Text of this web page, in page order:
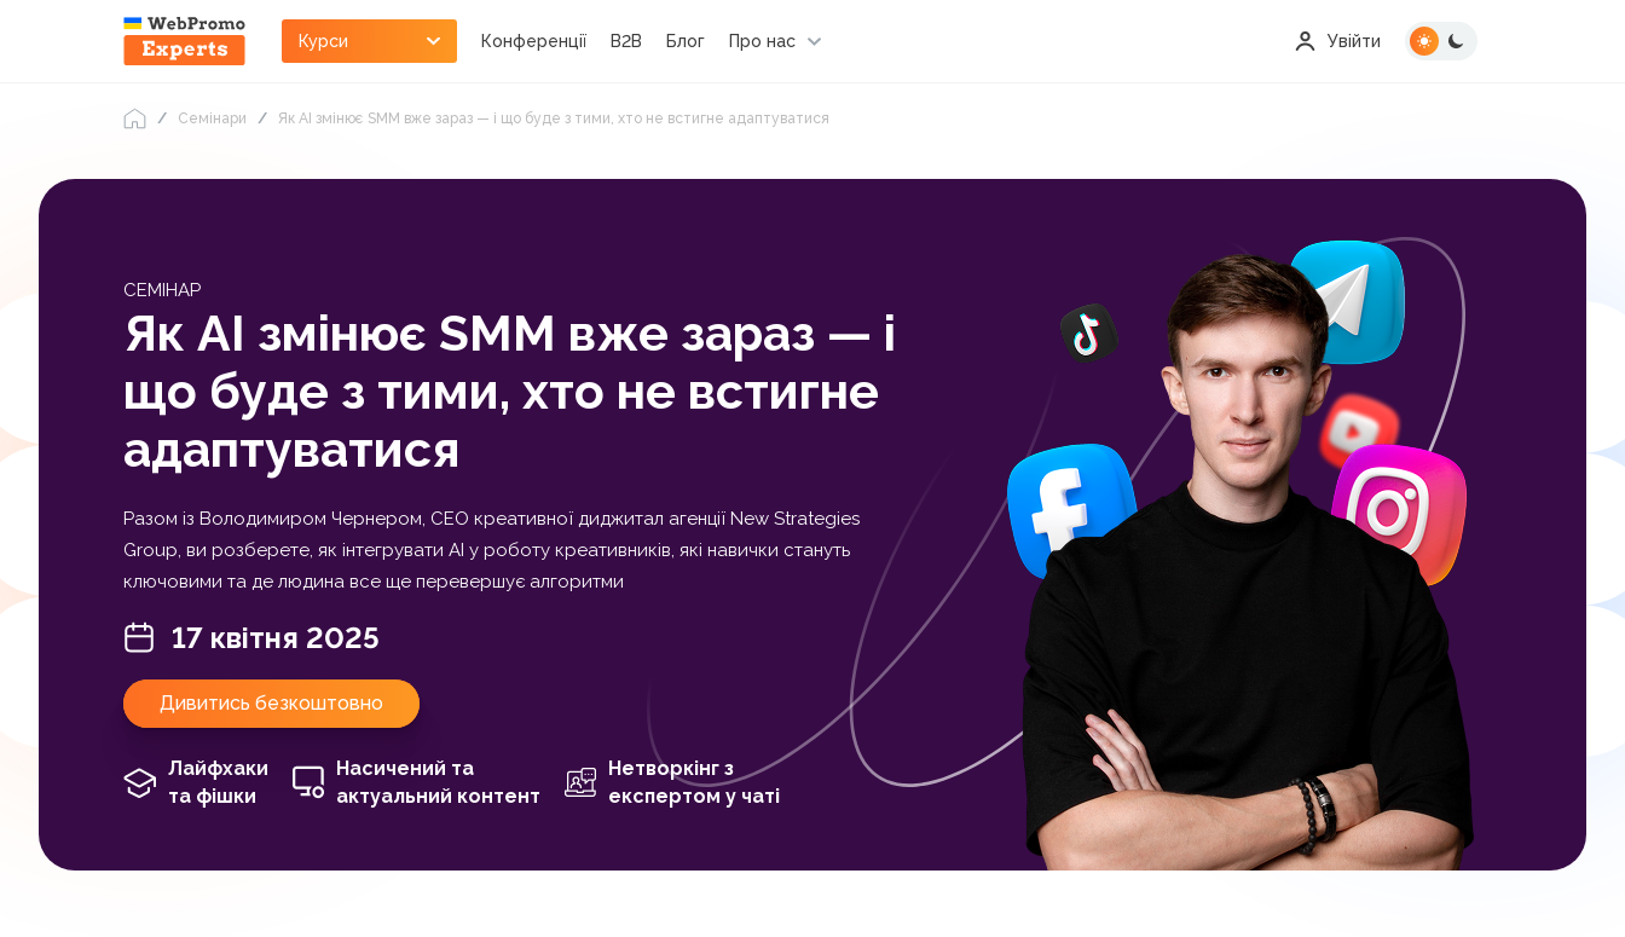
Курси Конференції B2B Блог Про нас Увійти
Семінари Як AI змінює SMM вже зараз — і що буде з тими, хто не встигне адаптуватися
СЕМІНАР
Як AI змінює SMM вже зараз — і
що буде з тими, хто не встигне
адаптуватися
Разом із Володимиром Чернером, CEO креативної диджитал агенції New Strategies
Group, ви розберете, як інтегрувати AI у роботу креативників, які навички стануть
ключовими та де людина все ще перевершує алгоритми
17 квітня 2025
Дивитись безкоштовно
Лайфхаки
та фішки
Насичений та
актуальний контент
Нетворкінг з
експертом у чаті